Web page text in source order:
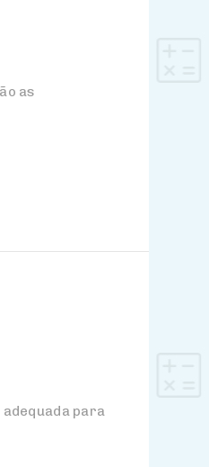
as
para